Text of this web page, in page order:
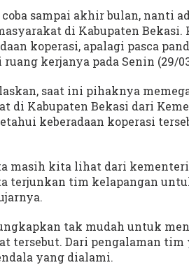
t
a
J
m
a
h
K
r
a
s
a
n
g
sampai akhir bulan, nanti
di Kabupaten
koperasi, apalagi pasca
kerjanya pada Senin (29/
saat ini pihaknya
di Kabupaten Bekasi dari
keberadaan koperasi
masih kita lihat dari
terjunkan tim kelapangan
tak mudah untuk
tersebut. Dari pengalaman
yang dialami.